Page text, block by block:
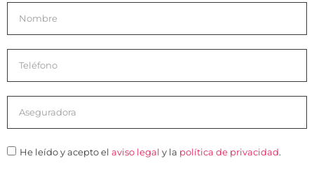
He leído y acepto el aviso legal y la política de privacidad.